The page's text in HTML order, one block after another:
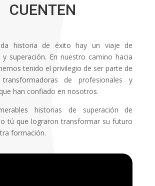
CUENTEN
historia de éxito hay un viaje de
y superación. En nuestro camino hacia
tenido el privilegio de ser parte de
de profesionales y
han confiado en nosotros.
historias de superación de
tú que lograron transformar su futuro
formación.